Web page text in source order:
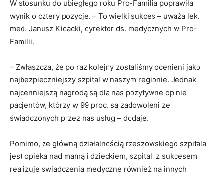
W stosunku do ubiegłego roku Pro-Familia poprawiła
wynik o cztery pozycje. – To wielki sukces – uważa lek.
med. Janusz Kidacki, dyrektor ds. medycznych w Pro-
Familii.
– Zwłaszcza, że po raz kolejny zostaliśmy ocenieni jako
najbezpieczniejszy szpital w naszym regionie. Jednak
najcenniejszą nagrodą są dla nas pozytywne opinie
pacjentów, którzy w 99 proc. są zadowoleni ze
świadczonych przez nas usług – dodaje.
Pomimo, że główną działalnością rzeszowskiego szpitala
jest opieka nad mamą i dzieckiem, szpital z sukcesem
realizuje świadczenia medyczne również na innych